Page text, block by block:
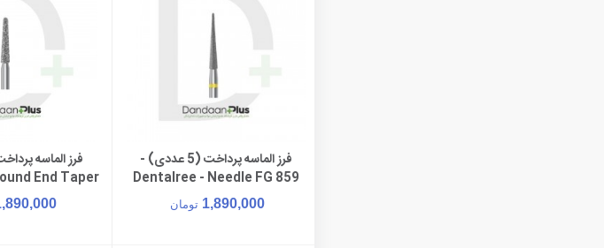
افزودن به سبد خریدفرز الماسه پرداخت (5 عددی) -
Dentalree - Needle FG 859
1,890,000 تومان
افزودن
End Taper
856L